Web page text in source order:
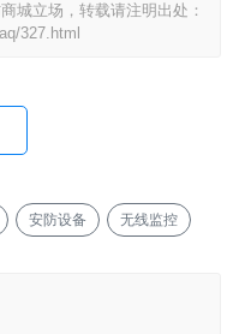
城立场，转载请注明出处：
327.html
安防设备 无线监控